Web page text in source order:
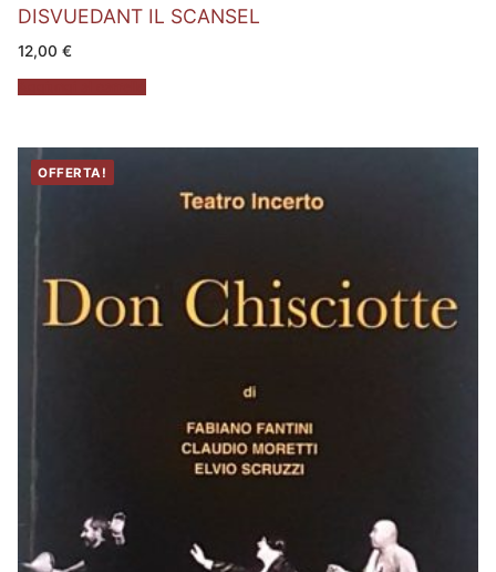
DISVUEDANT IL SCANSEL
12,00 €
OFFERTA!